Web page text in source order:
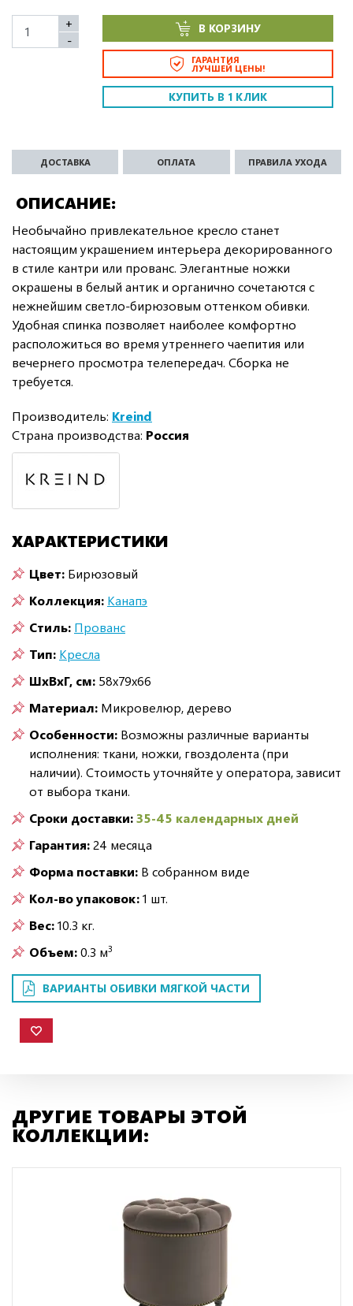
+
-
В КОРЗИНУ
ГАРАНТИЯ
ЛУЧШЕЙ ЦЕНЫ!
КУПИТЬ В 1 КЛИК
ОПИСАНИЕ
ДОСТАВКА ОПЛАТА ПРАВИЛА УХОДА
Необычайно привлекательное кресло станет
настоящим украшением интерьера декорированного
в стиле кантри или прованс. Элегантные ножки
окрашены в белый антик и органично сочетаются с
нежнейшим светло-бирюзовым оттенком обивки.
Удобная спинка позволяет наиболее комфортно
расположиться во время утреннего чаепития или
вечернего просмотра телепередач. Сборка не
требуется.
Производитель: Kreind
Страна производства: Россия
ХАРАКТЕРИСТИКИ
Цвет: Бирюзовый
Коллекция: Канапэ
Стиль: Прованс
Тип: Кресла
ШxВxГ, см: 58x79x66
Материал: Микровелюр, дерево
Особенности: Возможны различные варианты
исполнения: ткани, ножки, гвоздолента (при
наличии). Стоимость уточняйте у оператора, зависит
от выбора ткани.
Сроки доставки:35-45 календарных дней
Гарантия:24 месяца
Форма поставки: В собранном виде
Кол-во упаковок:1 шт.
Вес:10.3 кг.
Объем:0.3 м3
ВАРИАНТЫ ОБИВКИ МЯГКОЙ ЧАСТИ
ДРУГИЕ ТОВАРЫ ЭТОЙ
КОЛЛЕКЦИИ: